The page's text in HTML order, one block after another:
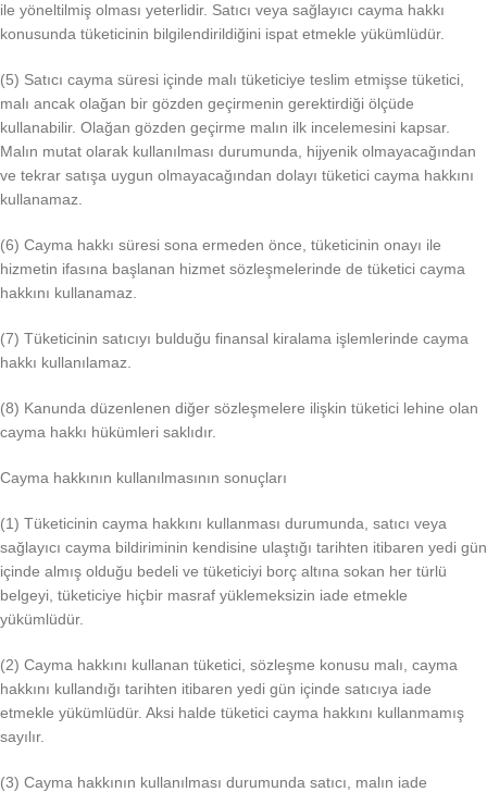
ile yöneltilmiş olması yeterlidir. Satıcı veya sağlayıcı cayma hakkı
konusunda tüketicinin bilgilendirildiğini ispat etmekle yükümlüdür.
(5) Satıcı cayma süresi içinde malı tüketiciye teslim etmişse tüketici,
malı ancak olağan bir gözden geçirmenin gerektirdiği ölçüde
kullanabilir. Olağan gözden geçirme malın ilk incelemesini kapsar.
Malın mutat olarak kullanılması durumunda, hijyenik olmayacağından
ve tekrar satışa uygun olmayacağından dolayı tüketici cayma hakkını
kullanamaz.
(6) Cayma hakkı süresi sona ermeden önce, tüketicinin onayı ile
hizmetin ifasına başlanan hizmet sözleşmelerinde de tüketici cayma
hakkını kullanamaz.
(7) Tüketicinin satıcıyı bulduğu finansal kiralama işlemlerinde cayma
hakkı kullanılamaz.
(8) Kanunda düzenlenen diğer sözleşmelere ilişkin tüketici lehine olan
cayma hakkı hükümleri saklıdır.
Cayma hakkının kullanılmasının sonuçları
(1) Tüketicinin cayma hakkını kullanması durumunda, satıcı veya
sağlayıcı cayma bildiriminin kendisine ulaştığı tarihten itibaren yedi gün
içinde almış olduğu bedeli ve tüketiciyi borç altına sokan her türlü
belgeyi, tüketiciye hiçbir masraf yüklemeksizin iade etmekle
yükümlüdür.
(2) Cayma hakkını kullanan tüketici, sözleşme konusu malı, cayma
hakkını kullandığı tarihten itibaren yedi gün içinde satıcıya iade
etmekle yükümlüdür. Aksi halde tüketici cayma hakkını kullanmamış
sayılır.
(3) Cayma hakkının kullanılması durumunda satıcı, malın iade